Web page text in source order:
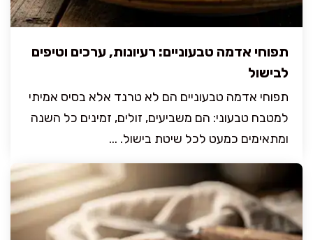
תפוחי אדמה טבעוניים: רעיונות, ערכים וטיפים
לבישול
תפוחי אדמה טבעוניים הם לא טרנד אלא בסיס אמיתי
למטבח טבעוני: הם משביעים, זולים, זמינים כל השנה
ומתאימים כמעט לכל שיטת בישול. ...